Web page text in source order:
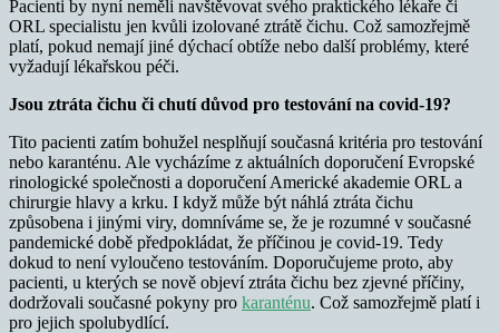
Pacienti by nyní neměli navštěvovat svého praktického lékaře či
ORL specialistu jen kvůli izolované ztrátě čichu. Což samozřejmě
platí, pokud nemají jiné dýchací obtíže nebo další problémy, které
vyžadují lékařskou péči.
Jsou ztráta čichu či chutí důvod pro testování na covid-19?
Tito pacienti zatím bohužel nesplňují současná kritéria pro testování
nebo karanténu. Ale vycházíme z aktuálních doporučení Evropské
rinologické společnosti a doporučení Americké akademie ORL a
chirurgie hlavy a krku. I když může být náhlá ztráta čichu
způsobena i jinými viry, domníváme se, že je rozumné v současné
pandemické době předpokládat, že příčinou je covid-19. Tedy
dokud to není vyloučeno testováním. Doporučujeme proto, aby
pacienti, u kterých se nově objeví ztráta čichu bez zjevné příčiny,
dodržovali současné pokyny pro karanténu. Což samozřejmě platí i
pro jejich spolubydlící.